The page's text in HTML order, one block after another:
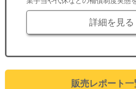
詳細を見る
販売レポート